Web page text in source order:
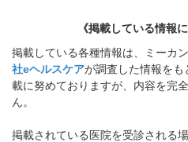
《掲載している情報
掲載している各種情報は、ミーカ
社eヘルスケアが調査した情報をも
載に努めておりますが、内容を完
ん。
掲載されている医院を受診される